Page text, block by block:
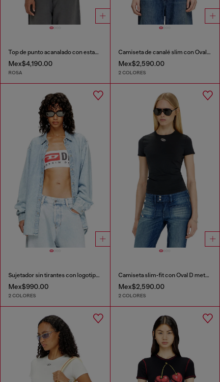
Top de punto acanalado con estampado floral
Mex$4,190.00
ROSA
Camiseta de canalé slim con Óvalo D metálico
Mex$2,590.00
2 COLORES
Sujetador sin tirantes con logotipo maxi
Mex$990.00
2 COLORES
Camiseta slim-fit con Oval D metálico
Mex$2,590.00
2 COLORES